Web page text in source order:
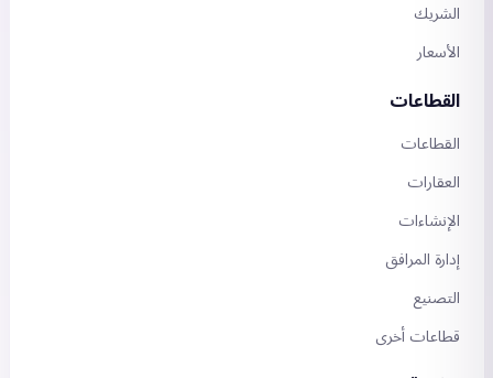
الشريك
الأسعار
القطاعات
القطاعات
العقارات
الإنشاءات
إدارة المرافق
التصنيع
قطاعات أخرى